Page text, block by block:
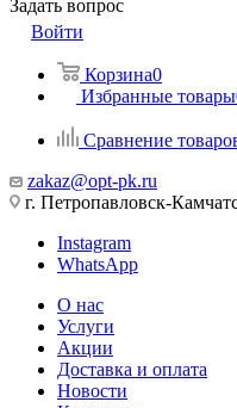
Задать вопрос
Войти
Корзина0
Избранные товары
Сравнение
zakaz@opt-pk.ru
г. Петропавловск-
Instagram
WhatsApp
О нас
Услуги
Акции
Доставка и оплата
Новости